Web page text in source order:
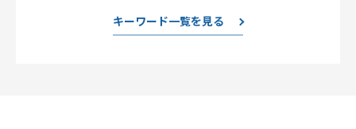
キーワード一覧を見る